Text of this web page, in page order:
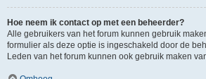
Hoe neem ik contact op met een beheerder?
Alle gebruikers van het forum kunnen gebruik
formulier als deze optie is ingeschakeld door de
Leden van het forum kunnen ook gebruik maken